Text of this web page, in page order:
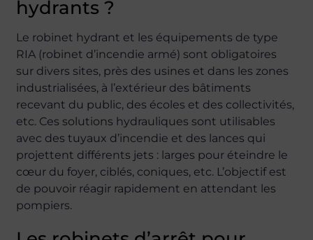
hydrants ?
Le robinet hydrant et les équipements de type
RIA (robinet d’incendie armé) sont obligatoires
sur divers sites, près des usines et dans les zones
industrialisées, à l’extérieur des bâtiments
recevant du public, des écoles et des collectivités,
etc. Ces solutions hydrauliques sont utilisables
avec des tuyaux d’incendie et des lances qui
projettent différents jets : larges pour éteindre le
cœur du foyer, ciblés, coniques, etc. L’objectif est
de pouvoir réagir rapidement en attendant les
pompiers.